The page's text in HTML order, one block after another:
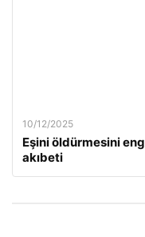
10/12/2025
Eşini öldürmesini
akıbeti